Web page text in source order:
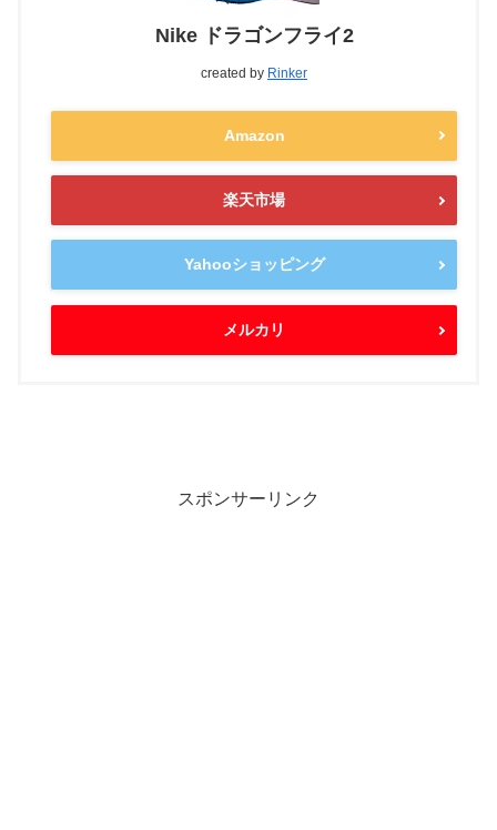
Nike ドラゴンフライ2
created by Rinker
Amazon
楽天市場
Yahooショッピング
メルカリ
スポンサーリンク